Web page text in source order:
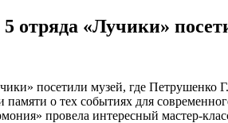
отряда «Лучики»
посетили музей, где Петрушенко
о тех событиях для
провела интересный мастер-